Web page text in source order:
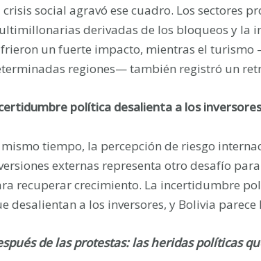
crisis social agravó ese cuadro. Los sectores
derivadas de los bloqueos y la
un fuerte impacto, mientras el turismo
regiones— también registró un
política desalienta a los inversores
tiempo, la percepción de riesgo
externas representa otro desafío
recuperar crecimiento. La incertidumbre
desalientan a los inversores, y Bolivia
de las protestas: las heridas políticas